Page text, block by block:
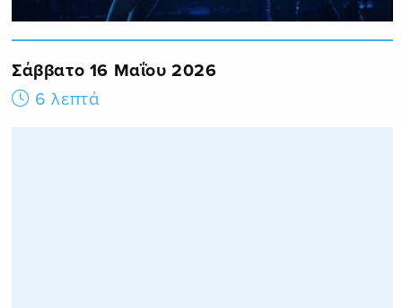
Σάββατο 16 Μαΐου 2026
6 λεπτά